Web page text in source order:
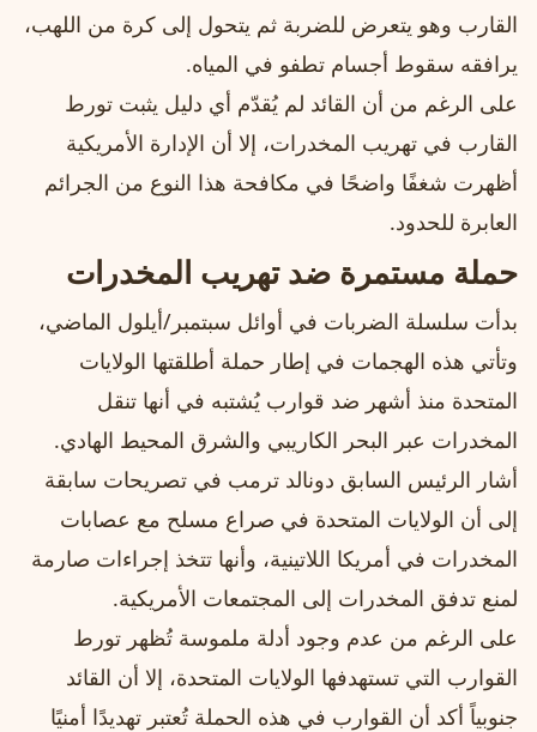
القارب وهو يتعرض للضربة ثم يتحول إلى كرة من اللهب،
يرافقه سقوط أجسام تطفو في المياه.
على الرغم من أن القائد لم يُقدّم أي دليل يثبت تورط
القارب في تهريب المخدرات، إلا أن الإدارة الأمريكية
أظهرت شغفًا واضحًا في مكافحة هذا النوع من الجرائم
العابرة للحدود.
حملة مستمرة ضد تهريب المخدرات
بدأت سلسلة الضربات في أوائل سبتمبر/أيلول الماضي،
وتأتي هذه الهجمات في إطار حملة أطلقتها الولايات
المتحدة منذ أشهر ضد قوارب يُشتبه في أنها تنقل
المخدرات عبر البحر الكاريبي والشرق المحيط الهادي.
أشار الرئيس السابق دونالد ترمب في تصريحات سابقة
إلى أن الولايات المتحدة في صراع مسلح مع عصابات
المخدرات في أمريكا اللاتينية، وأنها تتخذ إجراءات صارمة
لمنع تدفق المخدرات إلى المجتمعات الأمريكية.
على الرغم من عدم وجود أدلة ملموسة تُظهر تورط
القوارب التي تستهدفها الولايات المتحدة، إلا أن القائد
جنوبياً أكد أن القوارب في هذه الحملة تُعتبر تهديدًا أمنيًا